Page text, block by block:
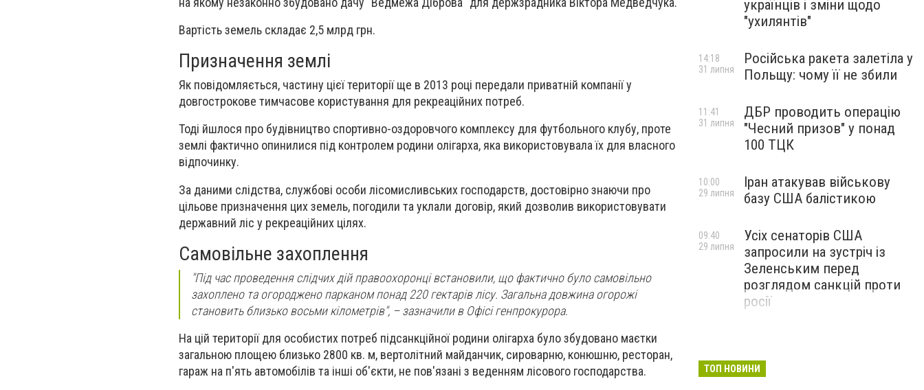
Вартість земель складає 2,5 млрд грн.
Призначення землі
Як повідомляється, частину цієї території ще в 2013 році передали приватній компанії у
довгострокове тимчасове користування для рекреаційних потреб.
Тоді йшлося про будівництво спортивно-оздоровчого комплексу для футбольного клубу, проте
землі фактично опинилися під контролем родини олігарха, яка використовувала їх для власного
відпочинку.
За даними слідства, службові особи лісомисливських господарств, достовірно знаючи про
цільове призначення цих земель, погодили та уклали договір, який дозволив використовувати
державний ліс у рекреаційних цілях.
Самовільне захоплення
"Під час проведення слідчих дій правоохоронці встановили, що фактично було самовільно
захоплено та огороджено парканом понад 220 гектарів лісу. Загальна довжина огорожі
становить близько восьми кілометрів", – зазначили в Офісі генпрокурора.
На цій території для особистих потреб підсанкційної родини олігарха було збудовано маєтки
загальною площею близько 2800 кв. м, вертолітний майданчик, сироварню, конюшню, ресторан,
гараж на п'ять автомобілів та інші об'єкти, не пов'язані з веденням лісового господарства.
українців і зміни щодо
"ухилянтів"
Російська ракета залетіла у
Польщу: чому її не збили
14:18
31 липня
ДБР проводить операцію
"Чесний призов" у понад
100 ТЦК
11:41
31 липня
Іран атакував військову
базу США балістикою
10:00
29 липня
Усіх сенаторів США
запросили на зустріч із
Зеленським перед
розглядом санкцій проти
росії
09:40
29 липня
ТОП НОВИНИ